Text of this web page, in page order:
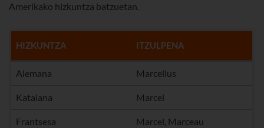
Amerikako hizkuntza batzuetan.
HIZKUNTZA ITZULPENA
Alemana Marcellus
Katalana Marcel
Frantsesa Marcel, Marceau